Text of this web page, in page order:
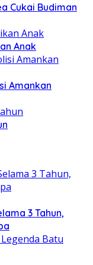
Cukai Budiman
Anak
Amankan
3 Tahun,